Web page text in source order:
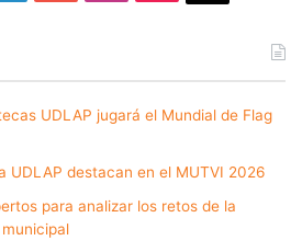
UDLAP jugará el Mundial de Flag
UDLAP destacan en el MUTVI 2026
para analizar los retos de la